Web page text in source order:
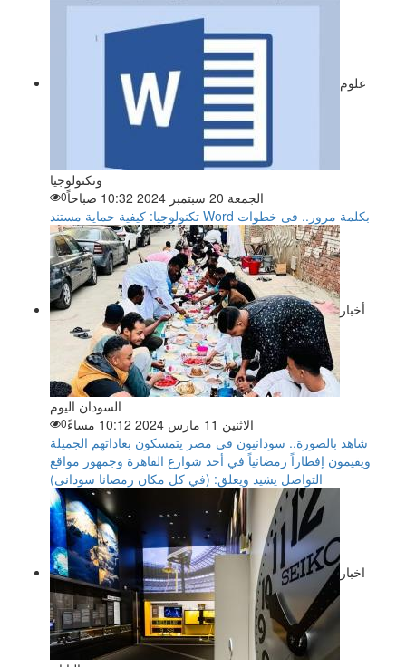
علوم
وتكنولوجيا
الجمعة 20 سبتمبر 2024 10:32 صباحاً
0
تكنولوجيا: كيفية حماية مستند Word بكلمة مرور.. فى خطوات
أخبار
السودان اليوم
الاثنين 11 مارس 2024 10:12 مساءً
0
شاهد بالصورة.. سودانيون في مصر يتمسكون بعاداتهم الجميلة
ويقيمون إفطاراً رمضانياً في أحد شوارع القاهرة وجمهور مواقع
التواصل يشيد ويعلق: (في كل مكان رمضانا سودانى)
اخبار